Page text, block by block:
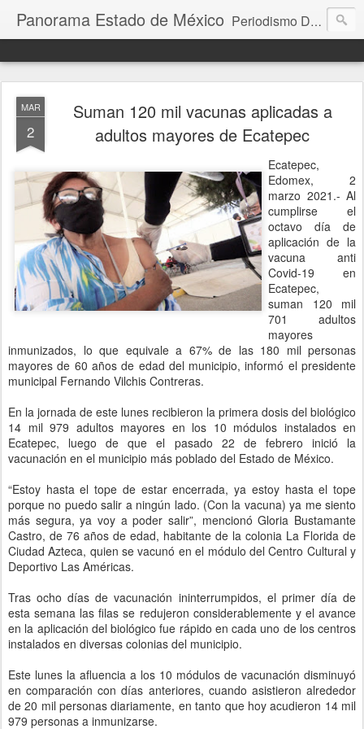
Panorama Estado de México Periodismo Digital
MAR
2
Suman 120 mil vacunas aplicadas a
adultos mayores de Ecatepec
Ecatepec,
Edomex, 2
marzo 2021.- Al
cumplirse el
octavo día de
aplicación de la
vacuna anti
Covid-19 en
Ecatepec,
suman 120 mil
701 adultos
mayores
inmunizados, lo que equivale a 67% de las 180 mil personas
mayores de 60 años de edad del municipio, informó el presidente
municipal Fernando Vilchis Contreras.
En la jornada de este lunes recibieron la primera dosis del biológico
14 mil 979 adultos mayores en los 10 módulos instalados en
Ecatepec, luego de que el pasado 22 de febrero inició la
vacunación en el municipio más poblado del Estado de México.
“Estoy hasta el tope de estar encerrada, ya estoy hasta el tope
porque no puedo salir a ningún lado. (Con la vacuna) ya me siento
más segura, ya voy a poder salir”, mencionó Gloria Bustamante
Castro, de 76 años de edad, habitante de la colonia La Florida de
Ciudad Azteca, quien se vacunó en el módulo del Centro Cultural y
Deportivo Las Américas.
Tras ocho días de vacunación ininterrumpidos, el primer día de
esta semana las filas se redujeron considerablemente y el avance
en la aplicación del biológico fue rápido en cada uno de los centros
instalados en diversas colonias del municipio.
Este lunes la afluencia a los 10 módulos de vacunación disminuyó
en comparación con días anteriores, cuando asistieron alrededor
de 20 mil personas diariamente, en tanto que hoy acudieron 14 mil
979 personas a inmunizarse.